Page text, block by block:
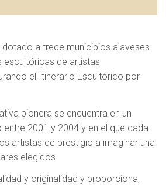
dotado a trece municipios alaveses
escultóricas de artistas
el Itinerario Escultórico por
pionera se encuentra en un
2001 y 2004 y en el que cada
artistas de prestigio a imaginar una
elegidos.
y originalidad y proporciona,